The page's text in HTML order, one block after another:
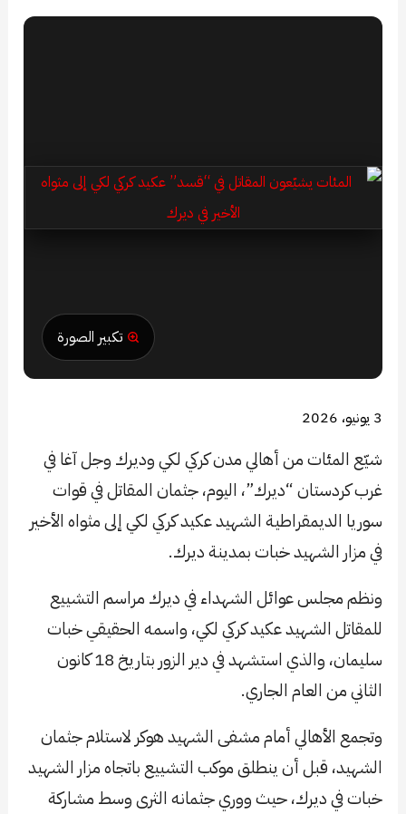
تكبير الصورة
3 يونيو، 2026
شيّع المئات من أهالي مدن كركي لكي وديرك وجل آغا في
غرب كردستان “ديرك”، اليوم، جثمان المقاتل في قوات
سوريا الديمقراطية الشهيد عكيد كركي لكي إلى مثواه الأخير
في مزار الشهيد خبات بمدينة ديرك.
ونظم مجلس عوائل الشهداء في ديرك مراسم التشييع
للمقاتل الشهيد عكيد كركي لكي، واسمه الحقيقي خبات
سليمان، والذي استشهد في دير الزور بتاريخ 18 كانون
الثاني من العام الجاري.
وتجمع الأهالي أمام مشفى الشهيد هوكر لاستلام جثمان
الشهيد، قبل أن ينطلق موكب التشييع باتجاه مزار الشهيد
خبات في ديرك، حيث ووري جثمانه الثرى وسط مشاركة